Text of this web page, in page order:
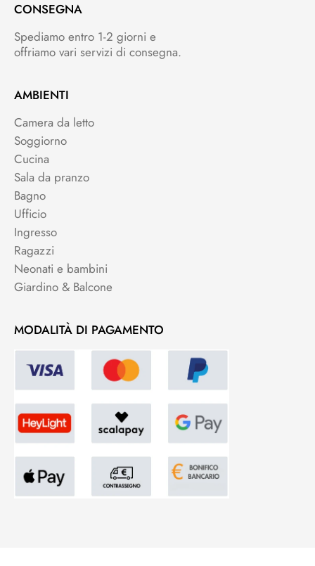
CONSEGNA
Spediamo entro 1-2 giorni e
offriamo vari servizi di consegna.
AMBIENTI
Camera da letto
Soggiorno
Cucina
Sala da pranzo
Bagno
Ufficio
Ingresso
Ragazzi
Neonati e bambini
Giardino & Balcone
MODALITÀ DI PAGAMENTO